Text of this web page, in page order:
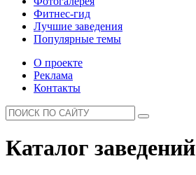
Фитнес-гид
Лучшие заведения
Популярные темы
О проекте
Реклама
Контакты
Каталог заведений